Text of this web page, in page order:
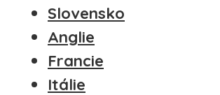
Slovensko
Anglie
Francie
Itálie